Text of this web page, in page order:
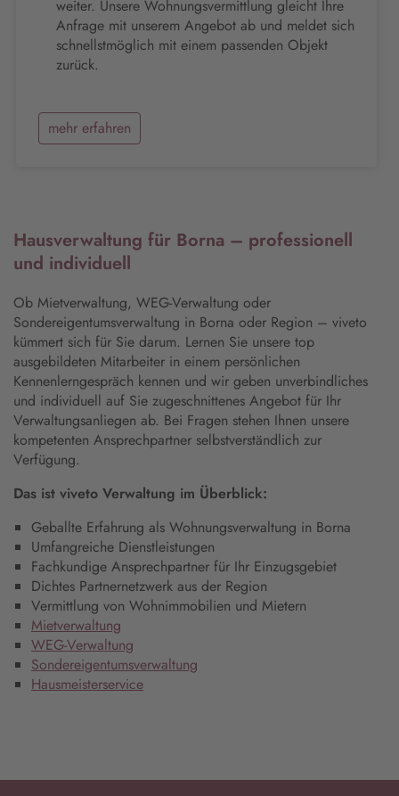
weiter. Unsere Wohnungsvermittlung gleicht Ihre
Anfrage mit unserem Angebot ab und meldet sich
schnellstmöglich mit einem passenden Objekt
zurück.
mehr erfahren
Hausverwaltung für Borna – professionell
und individuell
Ob Mietverwaltung, WEG-Verwaltung oder
Sondereigentumsverwaltung in Borna oder Region – viveto
kümmert sich für Sie darum. Lernen Sie unsere top
ausgebildeten Mitarbeiter in einem persönlichen
Kennenlerngespräch kennen und wir geben unverbindliches
und individuell auf Sie zugeschnittenes Angebot für Ihr
Verwaltungsanliegen ab. Bei Fragen stehen Ihnen unsere
kompetenten Ansprechpartner selbstverständlich zur
Verfügung.
Das ist viveto Verwaltung im Überblick:
Geballte Erfahrung als Wohnungsverwaltung in Borna
Umfangreiche Dienstleistungen
Fachkundige Ansprechpartner für Ihr Einzugsgebiet
Dichtes Partnernetzwerk aus der Region
Vermittlung von Wohnimmobilien und Mietern
Mietverwaltung
WEG-Verwaltung
Sondereigentumsverwaltung
Hausmeisterservice